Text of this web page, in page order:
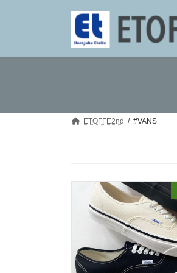
ツ
シ
ETOFFE2nd #VANS